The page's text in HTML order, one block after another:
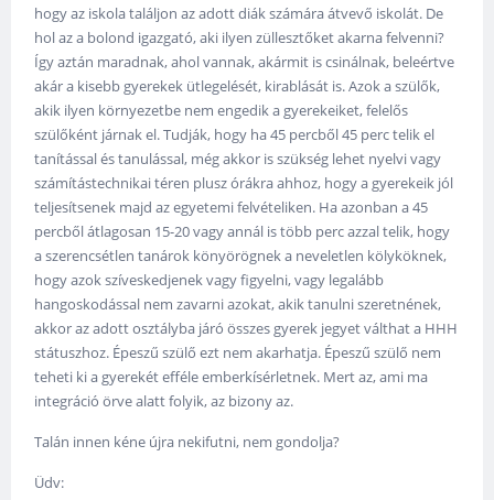
hogy az iskola találjon az adott diák számára átvevő iskolát. De
hol az a bolond igazgató, aki ilyen züllesztőket akarna felvenni?
Így aztán maradnak, ahol vannak, akármit is csinálnak, beleértve
akár a kisebb gyerekek ütlegelését, kirablását is. Azok a szülők,
akik ilyen környezetbe nem engedik a gyerekeiket, felelős
szülőként járnak el. Tudják, hogy ha 45 percből 45 perc telik el
tanítással és tanulással, még akkor is szükség lehet nyelvi vagy
számítástechnikai téren plusz órákra ahhoz, hogy a gyerekeik jól
teljesítsenek majd az egyetemi felvételiken. Ha azonban a 45
percből átlagosan 15-20 vagy annál is több perc azzal telik, hogy
a szerencsétlen tanárok könyörögnek a neveletlen kölyköknek,
hogy azok szíveskedjenek vagy figyelni, vagy legalább
hangoskodással nem zavarni azokat, akik tanulni szeretnének,
akkor az adott osztályba járó összes gyerek jegyet válthat a HHH
státuszhoz. Épeszű szülő ezt nem akarhatja. Épeszű szülő nem
teheti ki a gyerekét efféle emberkísérletnek. Mert az, ami ma
integráció örve alatt folyik, az bizony az.
Talán innen kéne újra nekifutni, nem gondolja?
Üdv: